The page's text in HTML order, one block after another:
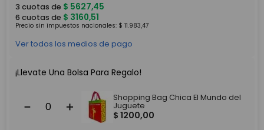
3 cuotas de $ 5627,45
6 cuotas de $ 3160,51
Precio sin impuestos nacionales: $ 11.983,47
Ver todos los medios de pago
¡Llevate Una Bolsa Para Regalo!
＋
－
Shopping Bag Chica El Mundo del
Juguete
$ 1200,00